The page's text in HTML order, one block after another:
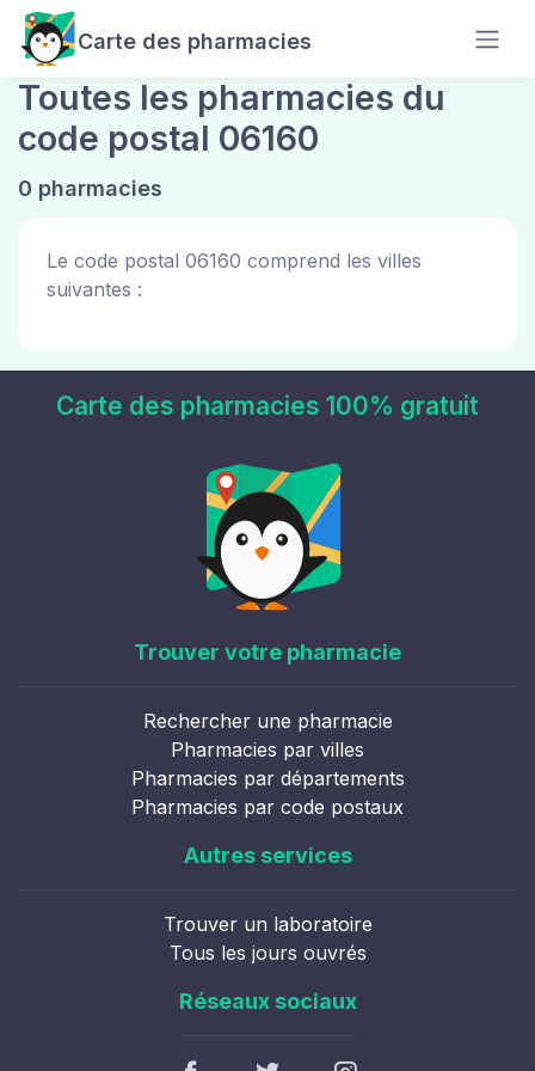
Carte des pharmacies
Toutes les pharmacies du
code postal 06160
0 pharmacies
Le code postal 06160 comprend les villes
suivantes :
Carte des pharmacies 100% gratuit
Trouver votre pharmacie
Rechercher une pharmacie
Pharmacies par villes
Pharmacies par départements
Pharmacies par code postaux
Autres services
Trouver un laboratoire
Tous les jours ouvrés
Réseaux sociaux